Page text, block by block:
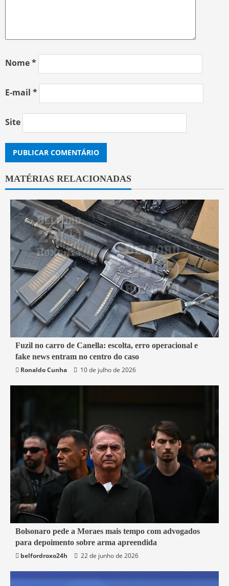
Nome*
E-mail *
Site
MATÉRIAS RELACIONADAS
7 min read
Belford Roxo
Brasil Política Segurança
Fuzil no carro de Canella: escolta, erro operacional e
fake news entram no centro do caso
Ronaldo Cunha
10 de julho de 2026
3 min read
Brasil
Bolsonaro pede a Moraes mais tempo com advogados
para depoimento sobre arma apreendida
belfordroxo24h
22 de junho de 2026